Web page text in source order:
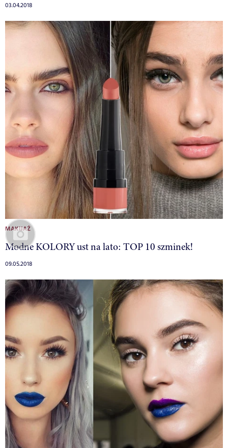
03.04.2018
MAKIJAŻ
Modne KOLORY ust na lato: TOP 10 szminek!
09.05.2018